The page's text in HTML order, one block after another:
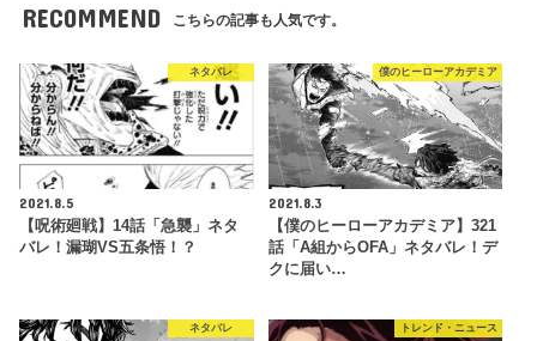
RECOMMEND こちらの記事も人気です。
ネタバレ
2021.8.5
【呪術廻戦】14話「急襲」ネタ
バレ！漏瑚VS五条悟！？
僕のヒーローアカデミア
2021.8.3
【僕のヒーローアカデミア】321
話「A組からOFA」ネタバレ！デ
クに届い…
ネタバレ トレンド・ニュース